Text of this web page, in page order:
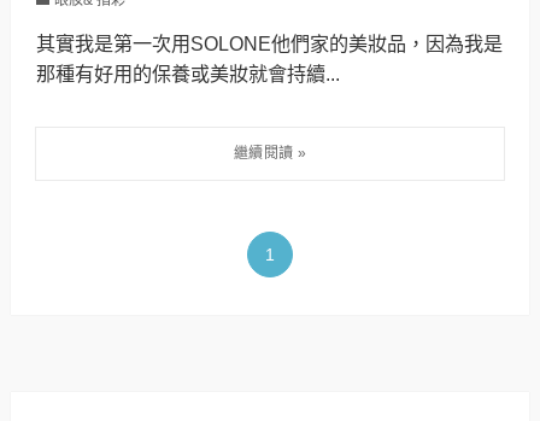
其實我是第一次用SOLONE他們家的美妝品，因為我是
那種有好用的保養或美妝就會持續...
1